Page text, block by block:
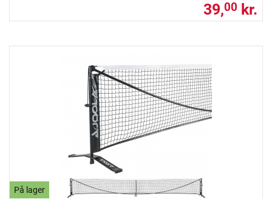
39,00 kr.
På lager